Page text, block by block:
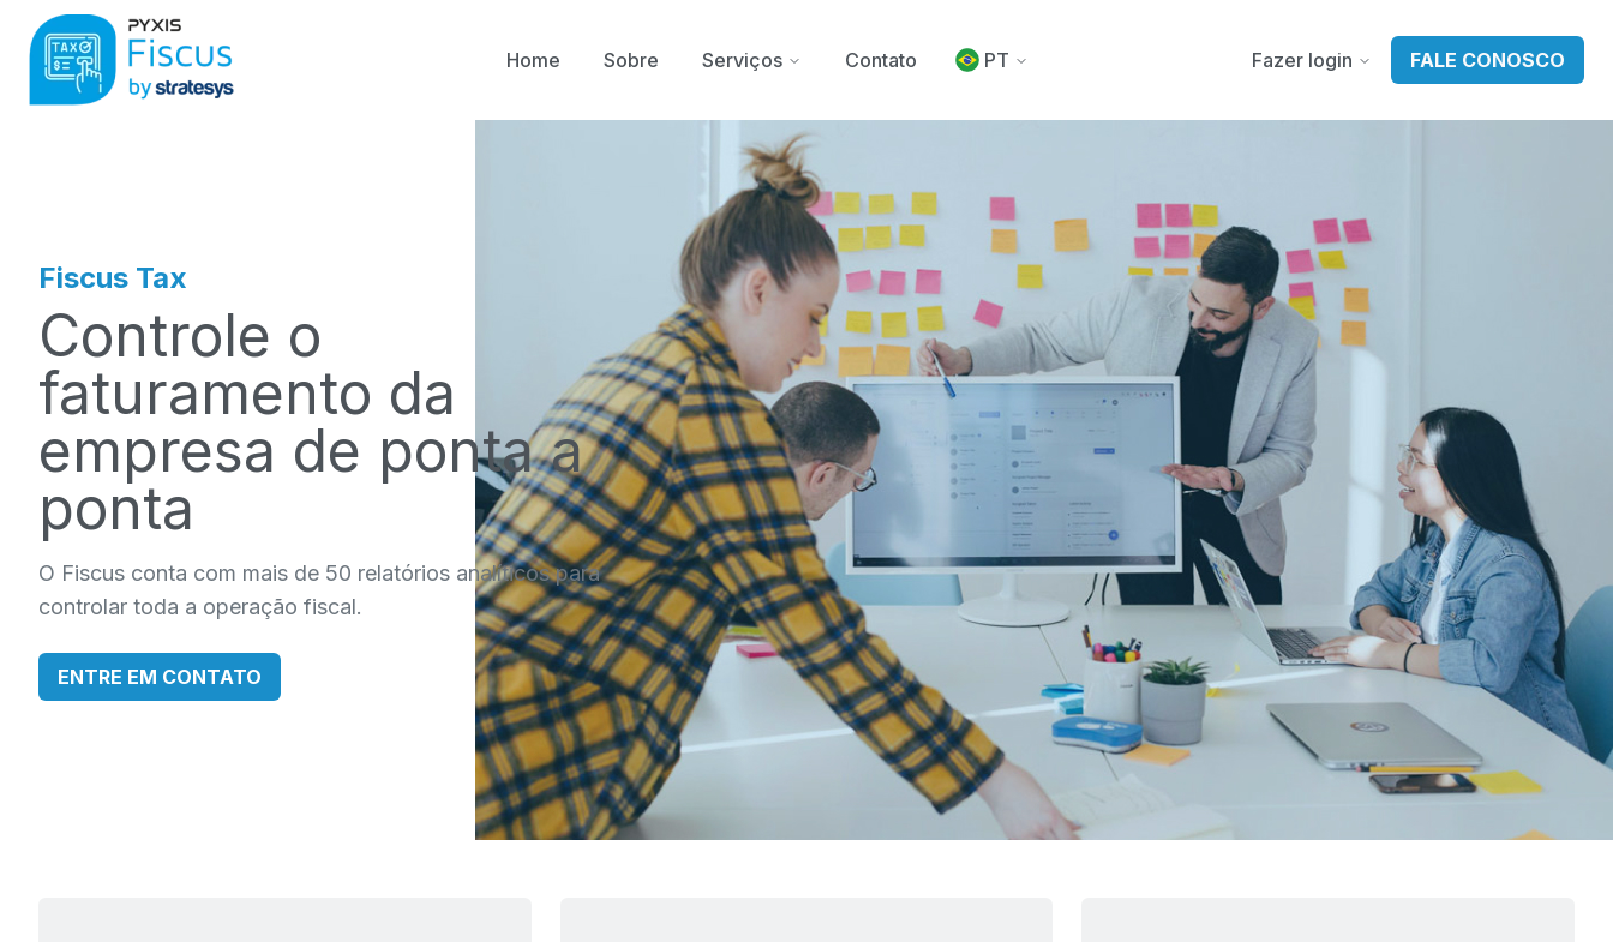
Home Sobre Serviços Contato PT Fazer login FALE CONOSCO
Fiscus Tax
Controle o
faturamento da
empresa de ponta a
ponta
O Fiscus conta com mais de 50 relatórios analíticos para
controlar toda a operação fiscal.
ENTRE EM CONTATO